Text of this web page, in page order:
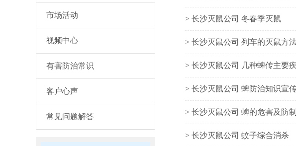
市场活动
视频中心
有害防治常识
客户心声
常见问题解答
> 长沙灭鼠公司 冬春季灭鼠
> 长沙灭鼠公司 列车的灭鼠方
> 长沙灭鼠公司 几种蜱传主要
> 长沙灭鼠公司 蜱防治知识宣
> 长沙灭鼠公司 蜱的危害及防制
> 长沙灭鼠公司 蚊子综合消杀